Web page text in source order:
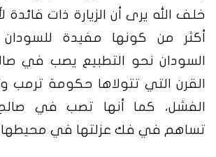
خلف الله يرى أن الزيارة ذات فائدة
أكثر من كونها مفيدة
السودان نحو التطبيع يصب في
القرن التي تتولاها حكومة ترمب
الفشل، كما أنها تصب في
تساهم في فك عزلتها في محيطها